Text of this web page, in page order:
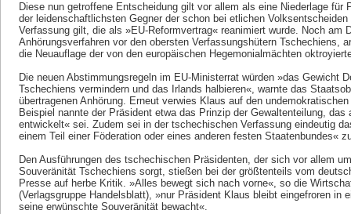
Diese nun getroffene Entscheidung gilt vor allem als eine Niederlage für
der leidenschaftlichsten Gegner der schon bei etlichen
Verfassung gilt, die als »EU-Reformvertrag« reanimiert wurde. Noch am
Anhörungsverfahren vor den obersten Verfassungshütern Tschechiens,
die Neuauflage der von den europäischen Hegemonialmächten
Die neuen Abstimmungsregeln im EU-Ministerrat würden »das Gewicht
Tschechiens vermindern und das Irlands halbieren«, warnte das
übertragenen Anhörung. Erneut verwies Klaus auf den
Beispiel nannte der Präsident etwa das Prinzip der Gewaltenteilung, das
entwickelt« sei. Zudem sei in der tschechischen Verfassung eindeutig
einem Teil einer Föderation oder eines anderen festen Staatenbundes«
Den Ausführungen des tschechischen Präsidenten, der sich vor allem
Souveränität Tschechiens sorgt, stießen bei der größtenteils vom
Presse auf herbe Kritik. »Alles bewegt sich nach vorne«, so die
(Verlagsgruppe Handelsblatt), »nur Präsident Klaus bleibt eingefroren in
seine erwünschte Souveränität bewacht«.